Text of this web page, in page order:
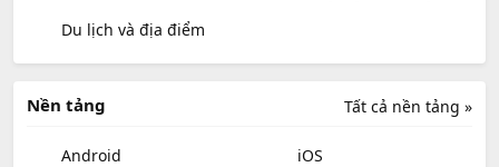
Du lịch và địa điểm
Tất cả nền tảng »
Nền tảng
Android
iOS